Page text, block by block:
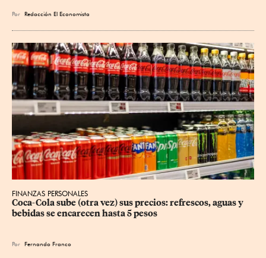
Por Redacción El Economista
FINANZAS PERSONALES
Coca-Cola sube (otra vez) sus precios: refrescos, aguas y
bebidas se encarecen hasta 5 pesos
Por Fernando Franco